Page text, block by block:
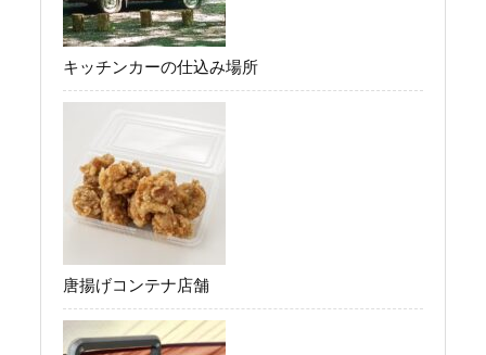
キッチンカーの仕込み場所
唐揚げコンテナ店舗